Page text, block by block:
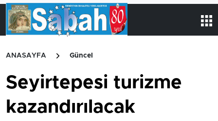
ANASAYFA Güncel
Seyirtepesi turizme
kazandırılacak